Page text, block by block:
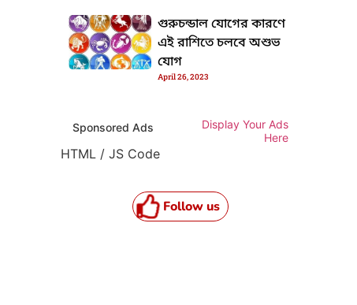
গুরুচন্ডাল যোগের কারণে
এই রাশিতে চলবে অশুভ
যোগ
April 26, 2023
Sponsored Ads
Display Your Ads
Here
HTML / JS Code
Follow us